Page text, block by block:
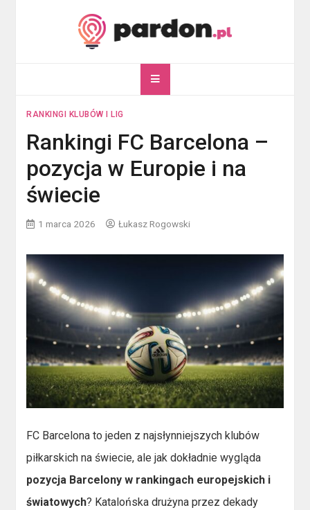
pardon.pl
RANKINGI KLUBÓW I LIG
Rankingi FC Barcelona –
pozycja w Europie i na
świecie
1 marca 2026 Łukasz Rogowski
FC Barcelona to jeden z najsłynniejszych klubów
piłkarskich na świecie, ale jak dokładnie wygląda
pozycja Barcelony w rankingach europejskich i
światowych? Katalońska drużyna przez dekady